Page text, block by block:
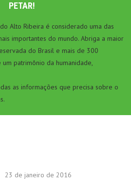
PETAR!
Alto Ribeira é considerado uma das
importantes do mundo. Abriga a maior
do Brasil e mais de 300
patrimônio da humanidade,
as informações que precisa sobre o
23 de janeiro de 2016